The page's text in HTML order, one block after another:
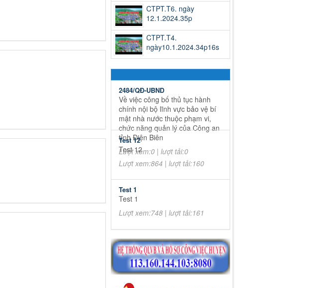
CTPT.T6. ngày
12.1.2024.35p
CTPT.T4.
ngày10.1.2024.34p16s
2484/QĐ-UBND
Về việc công bố thủ tục hành
chính nội bộ lĩnh vực bảo vệ bí
mật nhà nước thuộc phạm vi,
chức năng quản lý của Công an
tỉnh Điện Biên
Lượt xem:0 | lượt tải:0
Test 12
Test 12
Lượt xem:864 | lượt tải:160
Test 1
Test 1
Lượt xem:748 | lượt tải:161